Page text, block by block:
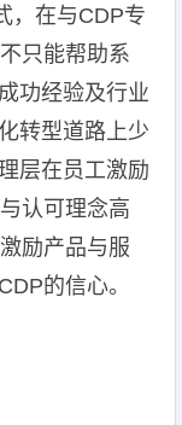
，在与CDP专
只能帮助系
功经验及行业
转型道路上少
层在员工激励
认可理念高
励产品与服
的信心。